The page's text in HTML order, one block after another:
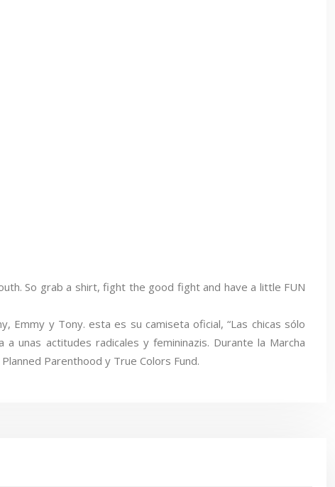
So grab a shirt, fight the good fight and have a little FUN
Emmy y Tony. esta es su camiseta oficial, “Las chicas sólo
unas actitudes radicales y femininazis. Durante la Marcha
Parenthood y True Colors Fund.